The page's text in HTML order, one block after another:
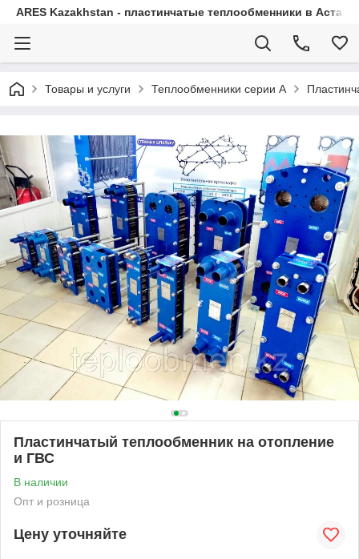
ARES Kazakhstan - пластинчатые теплообменники в Астане
Товары и услуги Теплообменники серии А
Пластинчатый теплообменник на отопление
и ГВС
В наличии
Опт и розница
Цену уточняйте